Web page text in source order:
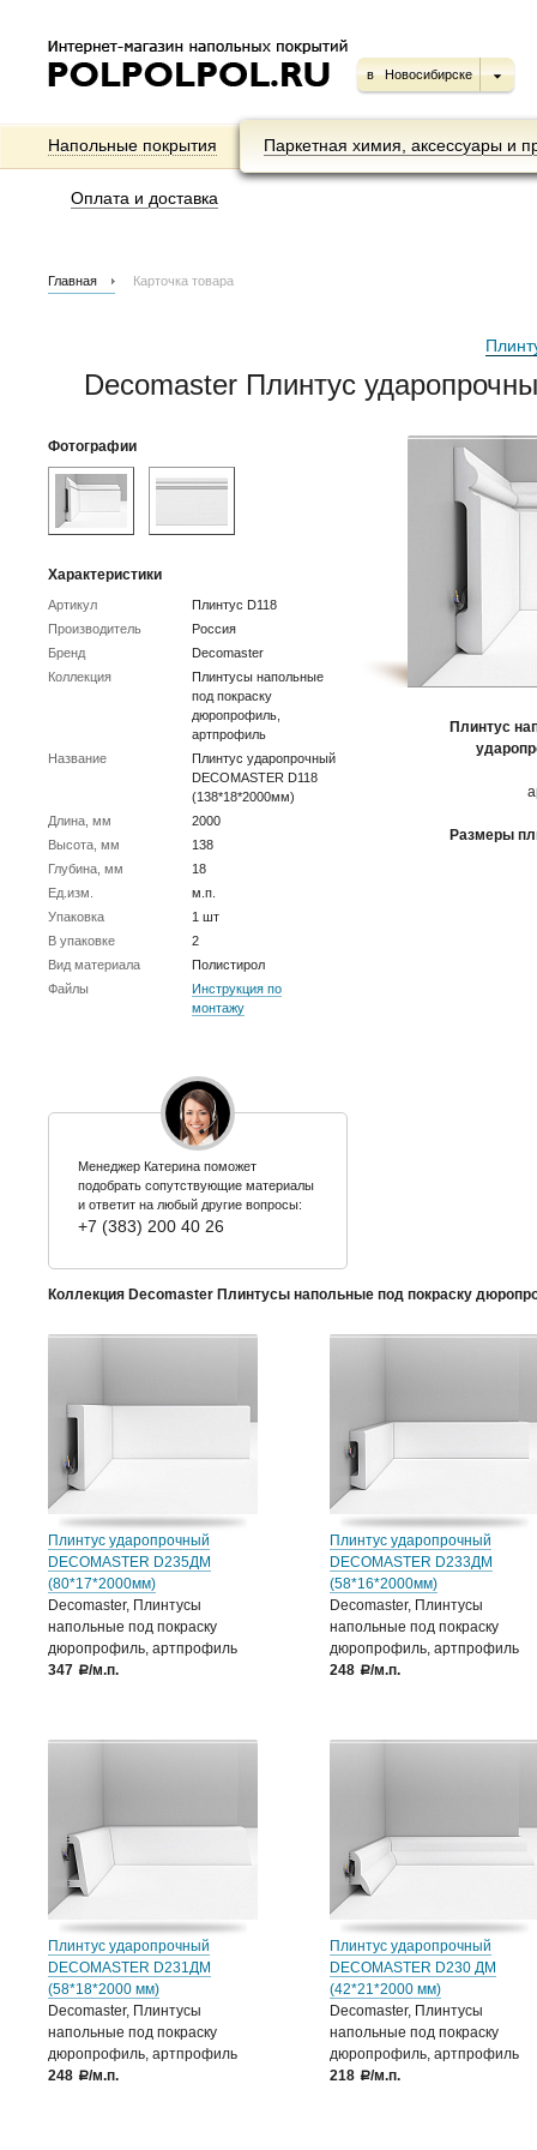
в Новосибирске
Напольные покрытия Паркетная химия, аксессуары и
Оплата и доставка
Главная Карточка товара
Decomaster Плинтус
Фотографии
Характеристики
Артикул
Плинтус D118
Производитель
Россия
Бренд
Decomaster
Коллекция
Плинтусы напольные
под покраску
дюропрофиль,
артпрофиль
Название
Плинтус ударопрочный
DECOMASTER D118
(138*18*2000мм)
Длина, мм
2000
Высота, мм
138
Глубина, мм
18
Ед.изм.
м.п.
Упаковка
1 шт
В упаковке
2
Вид материала
Полистирол
Файлы
Инструкция по
монтажу
Плинтус
Размеры
Менеджер Катерина поможет
подобрать сопутствующие материалы
и ответит на любый другие вопросы:
+7 (383) 200 40 26
Коллекция Decomaster Плинтусы напольные под покраску
Плинтус ударопрочный
DECOMASTER D235ДМ
(80*17*2000мм)
Decomaster, Плинтусы
напольные под покраску
дюропрофиль, артпрофиль
347
a/м.п.
Плинтус ударопрочный
DECOMASTER D233ДМ
(58*16*2000мм)
Decomaster, Плинтусы
напольные под покраску
дюропрофиль, артпрофиль
248
a/м.п.
Плинтус ударопрочный
DECOMASTER D231ДМ
(58*18*2000 мм)
Decomaster, Плинтусы
напольные под покраску
дюропрофиль, артпрофиль
248
a/м.п.
Плинтус ударопрочный
DECOMASTER D230 ДМ
(42*21*2000 мм)
Decomaster, Плинтусы
напольные под покраску
дюропрофиль, артпрофиль
218
a/м.п.